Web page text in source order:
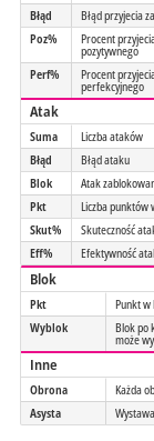
Błąd
Błąd przyjecia
Poz%
Procent
pozytywnego
Perf%
Procent
perfekcyjnego
Atak
Suma Liczba ataków
Błąd
Błąd ataku
Blok
Atak
Pkt
Liczba punktów
Skut%
Skuteczność
Eff%
Efektywność
Blok
Pkt Punkt w
Wyblok
Blok po
może
Inne
Obrona
Każda
Asysta